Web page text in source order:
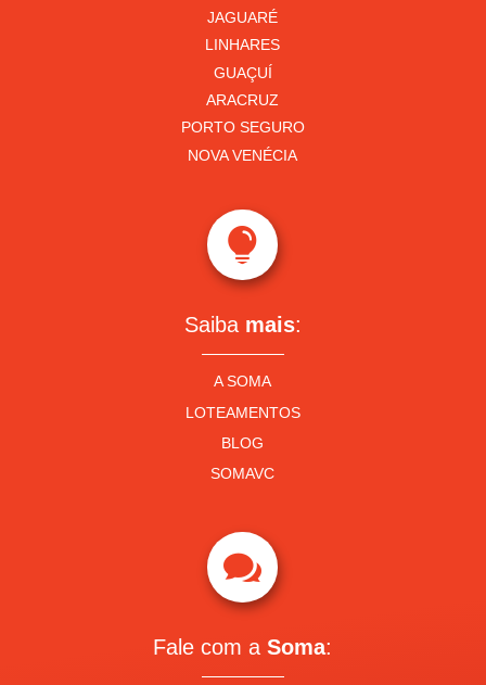
JAGUARÉ
LINHARES
GUAÇUÍ
ARACRUZ
PORTO SEGURO
NOVA VENÉCIA

Saiba mais:
A SOMA
LOTEAMENTOS
BLOG
SOMAVC

Fale com aSoma: